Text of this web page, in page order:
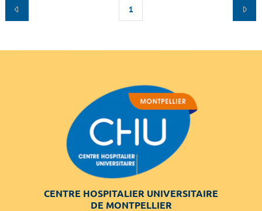
1
CENTRE HOSPITALIER UNIVERSITAIRE
DE MONTPELLIER